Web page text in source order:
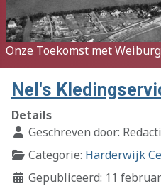
Onze Toekomst met
Nel's
Details
Geschreven door:
Categorie: Harderwijk
Gepubliceerd: 11